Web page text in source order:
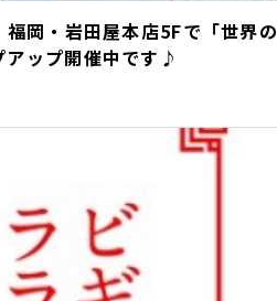
福岡・岩田屋本店5Fで「世界の
ップ開催中です♪